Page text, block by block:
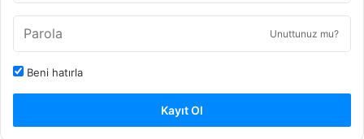
Unuttunuz mu?
Beni hatırla
Kayıt Ol